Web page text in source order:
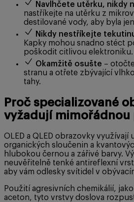
Navlhčete utěrku, nikdy
nastříkejte na utěrku z
destilované vody, aby byla
Nikdy nestříkejte
Kapky mohou snadno stéct
poškodit citlivou elektroniku.
Okamžitě osušte –
stranu a otřete zbývající
tahy.
Proč specializované
vyžadují mimořádnou
OLED a QLED obrazovky využívají
organických sloučenin a
hlubokou černou a zářivé barvy.
neuvěřitelně tenké antireflexní
aby vám odlesky svítidel v
Použití agresivních chemikálií,
aceton, tyto vrstvy doslova